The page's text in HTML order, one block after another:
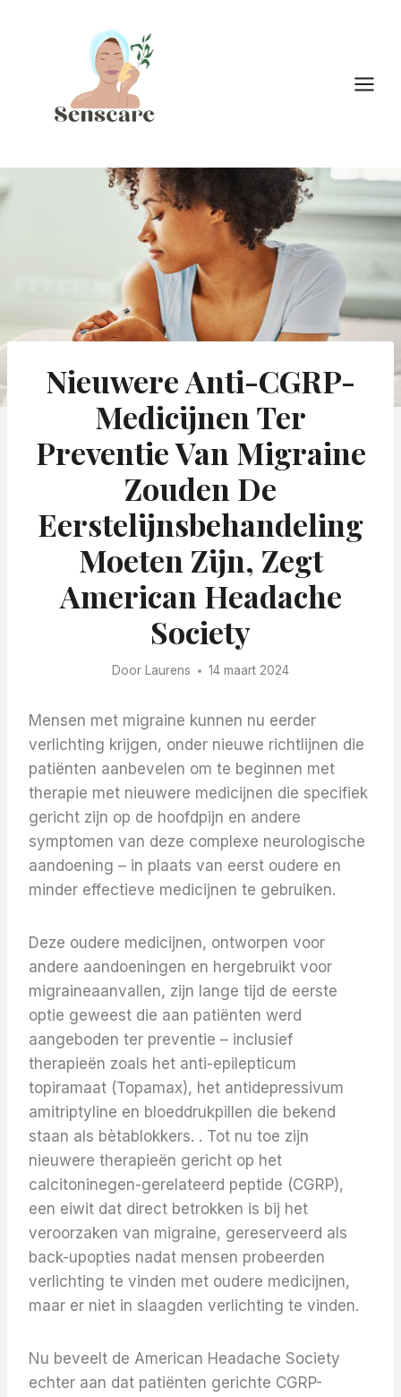
Nieuwere Anti-CGRP-
Medicijnen Ter
Preventie Van Migraine
Zouden De
Eerstelijnsbehandeling
Moeten Zijn, Zegt
American Headache
Society
Door Laurens 14 maart 2024
Mensen met migraine kunnen nu eerder
verlichting krijgen, onder nieuwe richtlijnen die
patiënten aanbevelen om te beginnen met
therapie met nieuwere medicijnen die specifiek
gericht zijn op de hoofdpijn en andere
symptomen van deze complexe neurologische
aandoening – in plaats van eerst oudere en
minder effectieve medicijnen te gebruiken.
Deze oudere medicijnen, ontworpen voor
andere aandoeningen en hergebruikt voor
migraineaanvallen, zijn lange tijd de eerste
optie geweest die aan patiënten werd
aangeboden ter preventie – inclusief
therapieën zoals het anti-epilepticum
topiramaat (Topamax), het antidepressivum
amitriptyline en bloeddrukpillen die bekend
staan ​​als bètablokkers. . Tot nu toe zijn
nieuwere therapieën gericht op het
calcitoninegen-gerelateerd peptide (CGRP),
een eiwit dat direct betrokken is bij het
veroorzaken van migraine, gereserveerd als
back-upopties nadat mensen probeerden
verlichting te vinden met oudere medicijnen,
maar er niet in slaagden verlichting te vinden.
Nu beveelt de American Headache Society
echter aan dat patiënten gerichte CGRP-